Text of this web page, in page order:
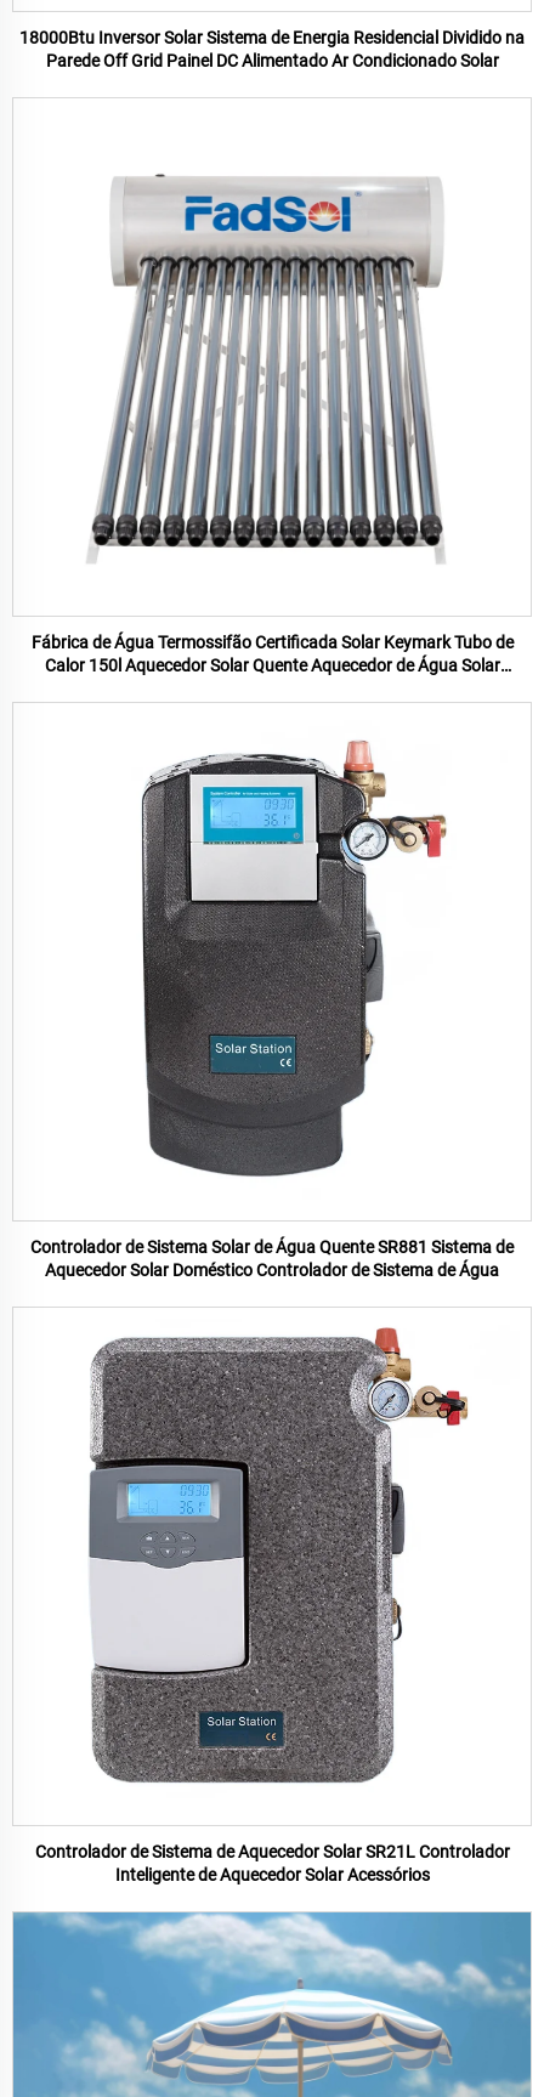
18000Btu Inversor Solar Sistema de Energia Residencial Dividido na
Parede Off Grid Painel DC Alimentado Ar Condicionado Solar
Fábrica de Água Termossifão Certificada Solar Keymark Tubo de
Calor 150l Aquecedor Solar Quente Aquecedor de Água Solar
Controlador de Sistema Solar de Água Quente SR881 Sistema de
Aquecedor Solar Doméstico Controlador de Sistema de Água
Controlador de Sistema de Aquecedor Solar SR21L Controlador
Inteligente de Aquecedor Solar Acessórios